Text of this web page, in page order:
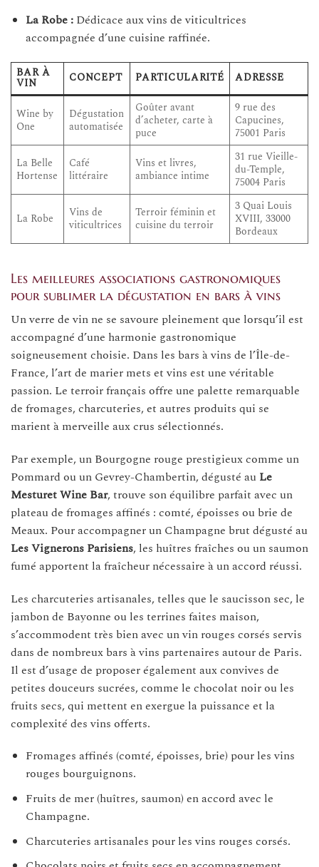
La Robe :Dédicace aux vins de viticultrices
accompagnée d’une cuisine raffinée.
BAR À
VIN CONCEPT PARTICULARITÉ ADRESSE
Wine by
One
Dégustation
automatisée
Goûter avant
d’acheter, carte à
puce
9 rue des
Capucines,
75001 Paris
La Belle
Hortense
Café
littéraire
Vins et livres,
ambiance intime
31 rue Vieille-
du-Temple,
75004 Paris
La Robe
Vins de
viticultrices
Terroir féminin et
cuisine du terroir
3 Quai Louis
XVIII, 33000
Bordeaux
Les meilleures associations gastronomiques
pour sublimer la dégustation en bars à vins
Un verre de vin ne se savoure pleinement que lorsqu’il est
accompagné d’une harmonie gastronomique
soigneusement choisie. Dans les bars à vins de l’Île-de-
France, l’art de marier mets et vins est une véritable
passion. Le terroir français offre une palette remarquable
de fromages, charcuteries, et autres produits qui se
marient à merveille aux crus sélectionnés.
Par exemple, un Bourgogne rouge prestigieux comme un
Pommard ou un Gevrey-Chambertin, dégusté au Le
Mesturet Wine Bar, trouve son équilibre parfait avec un
plateau de fromages affinés : comté, époisses ou brie de
Meaux. Pour accompagner un Champagne brut dégusté au
Les Vignerons Parisiens, les huîtres fraîches ou un saumon
fumé apportent la fraîcheur nécessaire à un accord réussi.
Les charcuteries artisanales, telles que le saucisson sec, le
jambon de Bayonne ou les terrines faites maison,
s’accommodent très bien avec un vin rouges corsés servis
dans de nombreux bars à vins partenaires autour de Paris.
Il est d’usage de proposer également aux convives de
petites douceurs sucrées, comme le chocolat noir ou les
fruits secs, qui mettent en exergue la puissance et la
complexité des vins offerts.
Fromages affinés (comté, époisses, brie) pour les vins
rouges bourguignons.
Fruits de mer (huîtres, saumon) en accord avec le
Champagne.
Charcuteries artisanales pour les vins rouges corsés.